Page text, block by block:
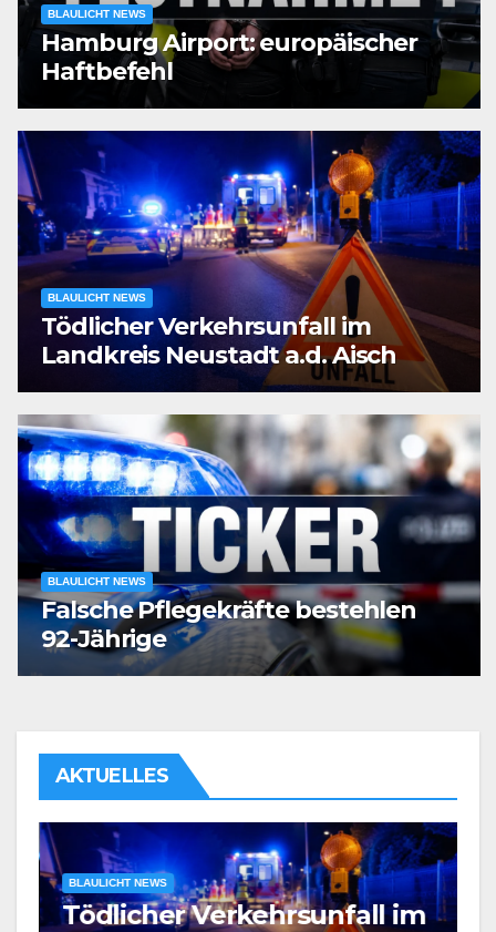
BLAULICHT NEWS
Hamburg Airport: europäischer
Haftbefehl
BLAULICHT NEWS
Tödlicher Verkehrsunfall im
Landkreis Neustadt a.d. Aisch
BLAULICHT NEWS
Falsche Pflegekräfte bestehlen
92-Jährige
AKTUELLES
BLAULICHT NEWS
Tödlicher Verkehrsunfall im